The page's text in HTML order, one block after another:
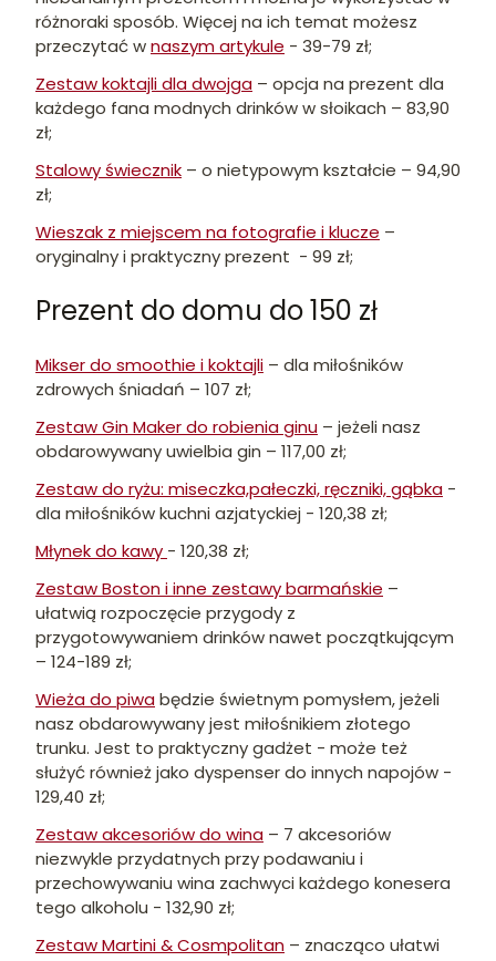
różnoraki sposób. Więcej na ich temat możesz
przeczytać wnaszym artykule - 39-79 zł;
Zestaw koktajli dla dwojga – opcja na prezent dla
każdego fana modnych drinków w słoikach – 83,90
zł;
Stalowy świecznik – o nietypowym kształcie – 94,90
zł;
Wieszak z miejscem na fotografie i klucze –
oryginalny i praktyczny prezent - 99 zł;
Prezent do domu do 150 zł
Mikser do smoothie i koktajli – dla miłośników
zdrowych śniadań – 107 zł;
Zestaw Gin Maker do robienia ginu – jeżeli nasz
obdarowywany uwielbia gin – 117,00 zł;
Zestaw do ryżu: miseczka,pałeczki, ręczniki, gąbka -
dla miłośników kuchni azjatyckiej - 120,38 zł;
Młynek do kawy - 120,38 zł;
Zestaw Boston i inne zestawy barmańskie –
ułatwią rozpoczęcie przygody z
przygotowywaniem drinków nawet początkującym
– 124-189 zł;
Wieża do piwabędzie świetnym pomysłem, jeżeli
nasz obdarowywany jest miłośnikiem złotego
trunku. Jest to praktyczny gadżet - może też
służyć również jako dyspenser do innych napojów -
129,40 zł;
Zestaw akcesoriów do wina – 7 akcesoriów
niezwykle przydatnych przy podawaniu i
przechowywaniu wina zachwyci każdego konesera
tego alkoholu - 132,90 zł;
Zestaw Martini & Cosmpolitan – znacząco ułatwi